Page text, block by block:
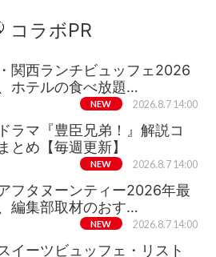
コラボPR
関西ランチビュッフェ2026
ホテルの食べ放題…
NEW 2026.8.7 14:00
ラマ『豊臣兄弟！』解説コ
とめ【毎週更新】
NEW 2026.8.7 14:00
フタヌーンティー2026年最
編集部取材のおす…
NEW 2026.8.7 14:00
イーツビュッフェ・リスト